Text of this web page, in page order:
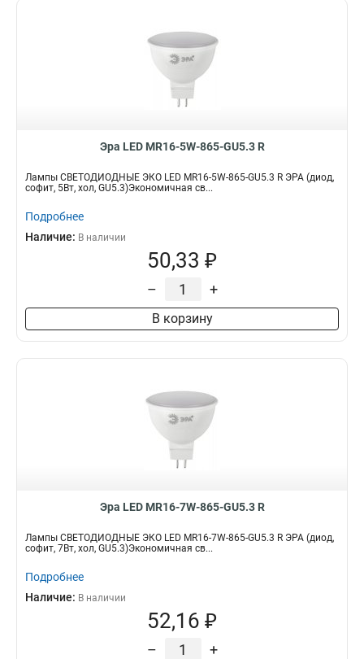
Эра LED MR16-5W-865-GU5.3 R
Лампы СВЕТОДИОДНЫЕ ЭКО LED MR16-5W-865-GU5.3 R ЭРА (диод,
софит, 5Вт, хол, GU5.3)Экономичная св...
Подробнее
Наличие: В наличии
50,33 ₽
– +
В корзину
Эра LED MR16-7W-865-GU5.3 R
Лампы СВЕТОДИОДНЫЕ ЭКО LED MR16-7W-865-GU5.3 R ЭРА (диод,
софит, 7Вт, хол, GU5.3)Экономичная св...
Подробнее
Наличие: В наличии
52,16 ₽
– +